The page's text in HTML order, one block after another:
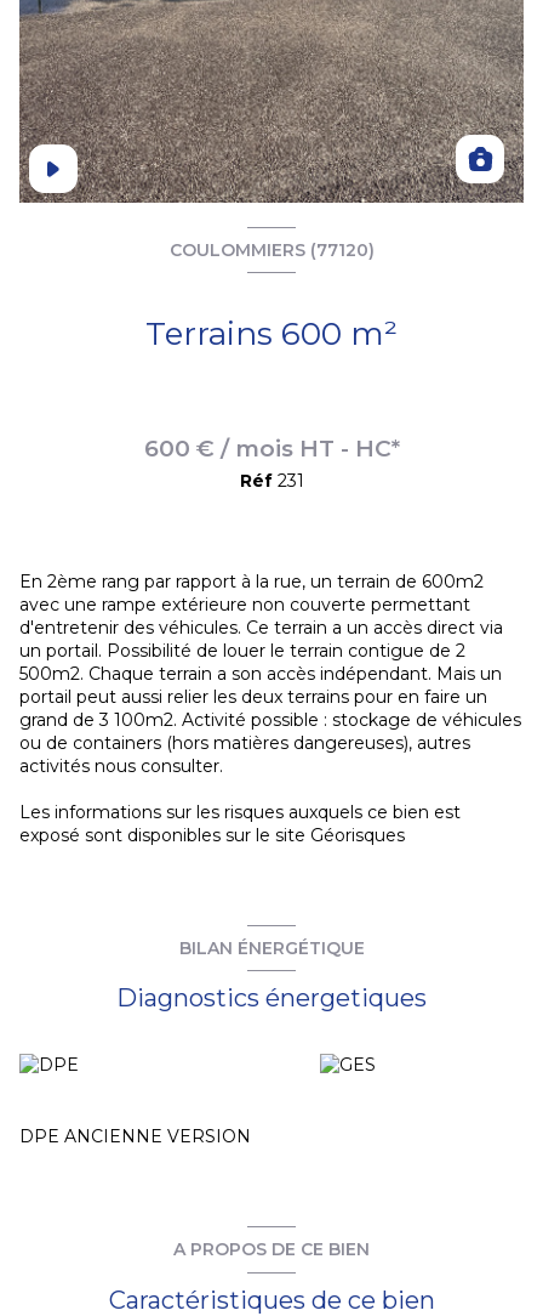
COULOMMIERS (77120)
Terrains 600 m²
600 € / mois HT - HC*
Réf 231
En 2ème rang par rapport à la rue, un terrain de 600m2
avec une rampe extérieure non couverte permettant
d'entretenir des véhicules. Ce terrain a un accès direct via
un portail. Possibilité de louer le terrain contigue de 2
500m2. Chaque terrain a son accès indépendant. Mais un
portail peut aussi relier les deux terrains pour en faire un
grand de 3 100m2. Activité possible : stockage de véhicules
ou de containers (hors matières dangereuses), autres
activités nous consulter.
Les informations sur les risques auxquels ce bien est
exposé sont disponibles sur le site Géorisques
BILAN ÉNERGÉTIQUE
Diagnostics énergetiques
DPE ANCIENNE VERSION
A PROPOS DE CE BIEN
Caractéristiques de ce bien